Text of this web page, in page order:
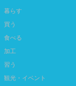
暮らす
買う
食べる
加工
習う
観光・イベント